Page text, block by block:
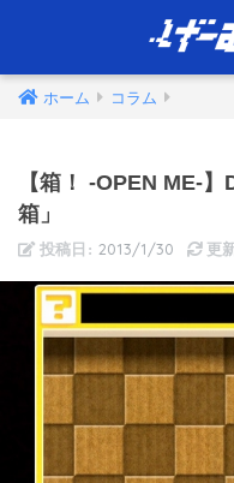
ホーム コラム
【箱！ -OPEN ME-
箱」
2013/1/30